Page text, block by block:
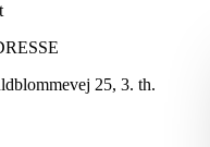
25, 3. th.